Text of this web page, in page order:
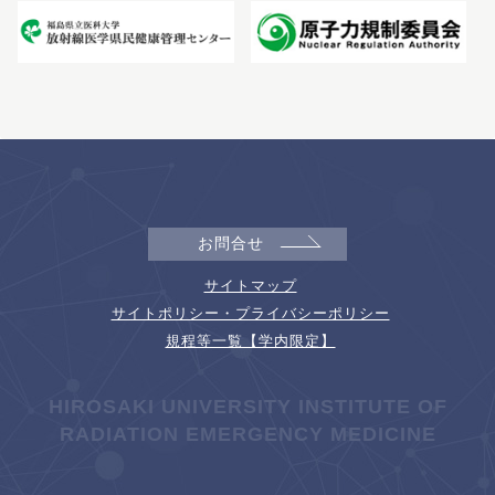
お問合せ
サイトマップ
サイトポリシー・プライバシーポリシー
規程等一覧【学内限定】
HIROSAKI UNIVERSITY INSTITUTE OF
RADIATION EMERGENCY MEDICINE